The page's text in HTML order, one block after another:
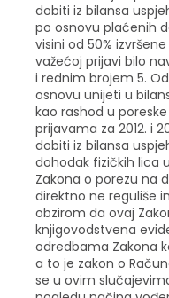
dobiti iz bilansa
po osnovu plaćenih
visini od 50%
važećoj prijavi bilo
i rednim brojem 5.
osnovu unijeti u
kao rashod u
prijavama za 2012. i
dobiti iz bilansa
dohodak fizičkih lica
Zakona o porezu na
direktno ne reguliše
obzirom da ovaj
knjigovodstvena
odredbama Zakona
a to je zakon o
se u ovim